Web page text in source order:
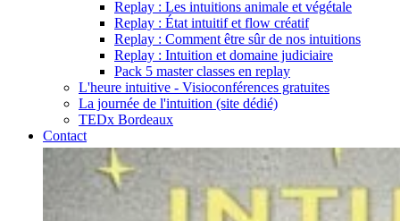
Replay : Les intuitions animale et végétale
Replay : État intuitif et flow créatif
Replay : Comment être sûr de nos intuitions
Replay : Intuition et domaine judiciaire
Pack 5 master classes en replay
L'heure intuitive - Visioconférences gratuites
La journée de l'intuition (site dédié)
TEDx Bordeaux
Contact